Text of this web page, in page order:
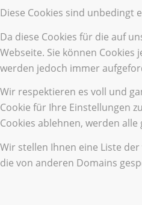
Diese Cookies sind unbedingt
Da diese Cookies für die auf
Webseite. Sie können
werden jedoch immer
Wir respektieren es voll und
Cookie für Ihre Einstellungen
Cookies ablehnen, werden
Wir stellen Ihnen eine Liste
die von anderen Domains